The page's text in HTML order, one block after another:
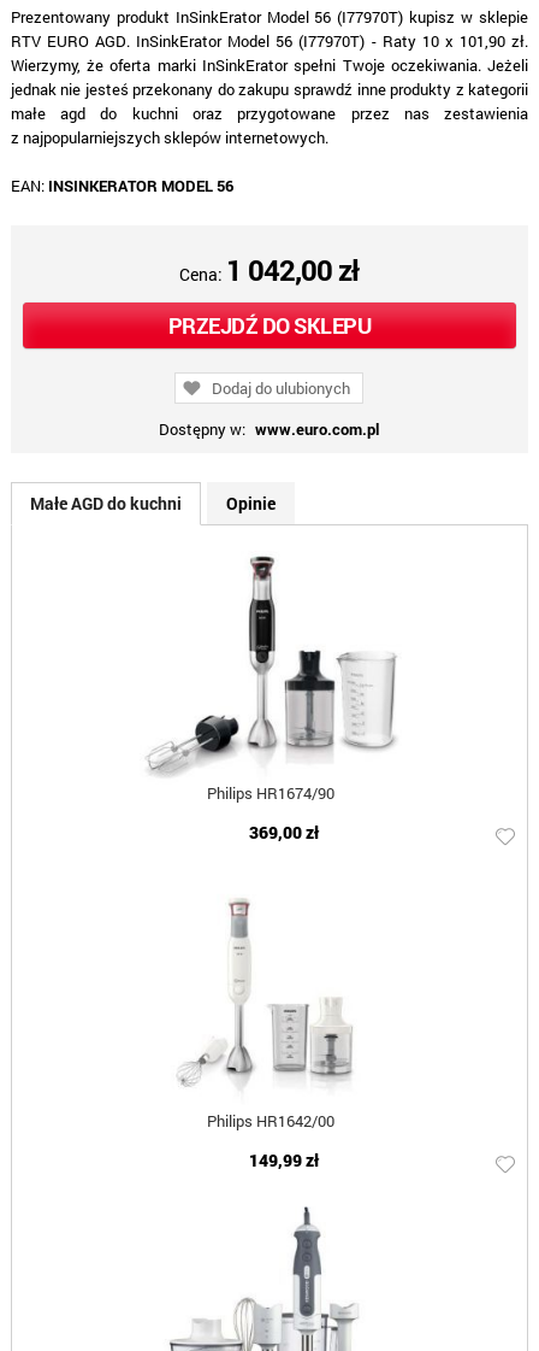
Prezentowany produkt InSinkErator Model 56 (I77970T) kupisz w sklepie
RTV EURO AGD. InSinkErator Model 56 (I77970T) - Raty 10 x 101,90 zł.
Wierzymy, że oferta marki InSinkErator spełni Twoje oczekiwania. Jeżeli
jednak nie jesteś przekonany do zakupu sprawdź inne produkty z kategorii
małe agd do kuchni oraz przygotowane przez nas zestawienia
z najpopularniejszych sklepów internetowych.
EAN: INSINKERATOR MODEL 56
Cena: 1 042,00 zł
PRZEJDŹ DO SKLEPU
Dodaj do ulubionych
Dostępny w: www.euro.com.pl
Małe AGD do kuchni Opinie
Philips HR1674/90
369,00 zł
Philips HR1642/00
149,99 zł